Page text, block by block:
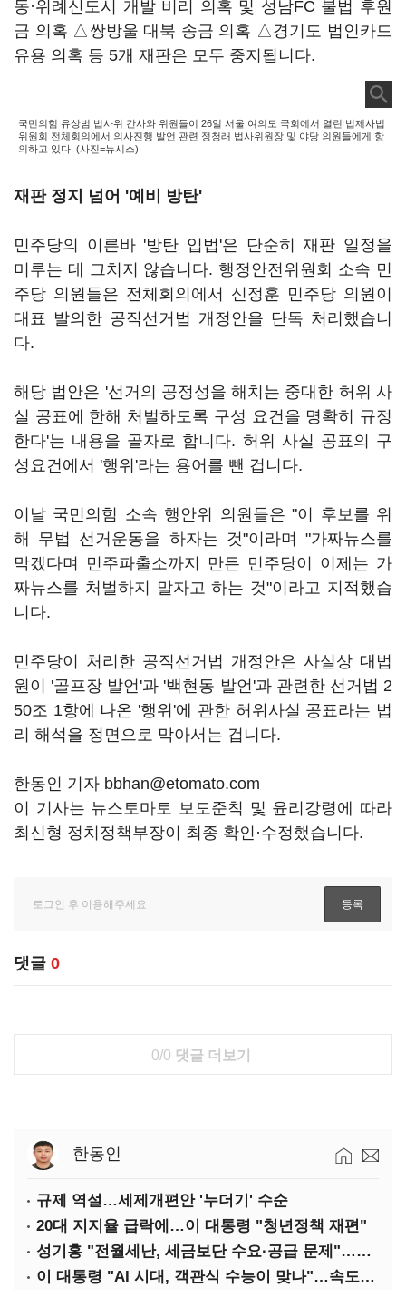
동·위례신도시 개발 비리 의혹 및 성남FC 불법 후원
금 의혹 △쌍방울 대북 송금 의혹 △경기도 법인카드
유용 의혹 등 5개 재판은 모두 중지됩니다.
국민의힘 유상범 법사위 간사와 위원들이 26일 서울 여의도 국회에서 열린 법제사법
위원회 전체회의에서 의사진행 발언 관련 정청래 법사위원장 및 야당 의원들에게 항
의하고 있다. (사진=뉴시스)
재판 정지 넘어 '예비 방탄'
민주당의 이른바 '방탄 입법'은 단순히 재판 일정을
미루는 데 그치지 않습니다. 행정안전위원회 소속 민
주당 의원들은 전체회의에서 신정훈 민주당 의원이
대표 발의한 공직선거법 개정안을 단독 처리했습니
다.
해당 법안은 '선거의 공정성을 해치는 중대한 허위 사
실 공표에 한해 처벌하도록 구성 요건을 명확히 규정
한다'는 내용을 골자로 합니다. 허위 사실 공표의 구
성요건에서 '행위'라는 용어를 뺀 겁니다.
이날 국민의힘 소속 행안위 의원들은 "이 후보를 위
해 무법 선거운동을 하자는 것"이라며 "가짜뉴스를
막겠다며 민주파출소까지 만든 민주당이 이제는 가
짜뉴스를 처벌하지 말자고 하는 것"이라고 지적했습
니다.
민주당이 처리한 공직선거법 개정안은 사실상 대법
원이 '골프장 발언'과 '백현동 발언'과 관련한 선거법 2
50조 1항에 나온 '행위'에 관한 허위사실 공표라는 법
리 해석을 정면으로 막아서는 겁니다.
한동인 기자 bbhan@etomato.com
이 기사는 뉴스토마토 보도준칙 및 윤리강령에 따라
최신형 정치정책부장이 최종 확인·수정했습니다.
댓글 0
0/0 댓글 더보기
한동인
규제 역설…세제개편안 '누더기' 수순
20대 지지율 급락에…이 대통령 "청년정책 재편"
성기홍 "전월세난, 세금보단 수요·공급 문제"…닥공 시사
이 대통령 "AI 시대, 객관식 수능이 맞나"…속도전 '경계'